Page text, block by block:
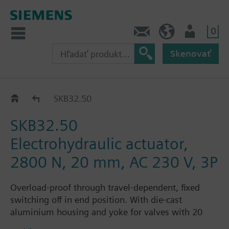
0
Skenovať
SKB32../SKB82..
SKB32.50
SKB32.50
Electrohydraulic actuator,
2800 N, 20 mm, AC 230 V, 3P
Overload-proof through travel-dependent, fixed
switching off in end position. With die-cast
aluminium housing and yoke for valves with 20